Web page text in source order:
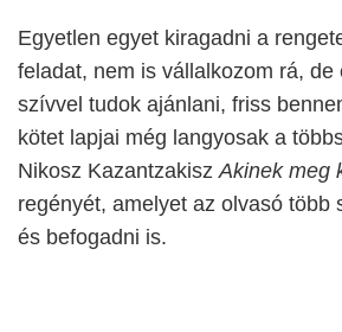
Egyetlen egyet kiragadni a
feladat, nem is vállalkozom rá, de
szívvel tudok ajánlani, friss
kötet lapjai még langyosak a
Nikosz KazantzakiszAkinek meg
regényét, amelyet az olvasó több
és befogadni is.